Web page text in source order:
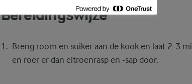
Bereidingswijze
Breng room en suiker aan de kook en laat 2-3
en roer er dan citroenrasp en -sap door.